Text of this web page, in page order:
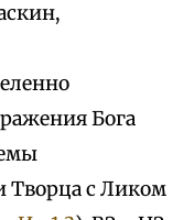
Бога
Творца с Ликом